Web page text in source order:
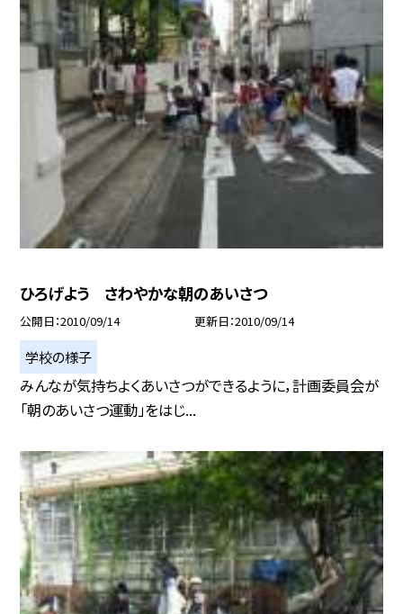
ひろげよう さわやかな朝のあいさつ
公開日 2010/09/14 更新日 2010/09/14
学校の様子
みんなが気持ちよくあいさつができるように，計画委員会が
「朝のあいさつ運動」をはじ...